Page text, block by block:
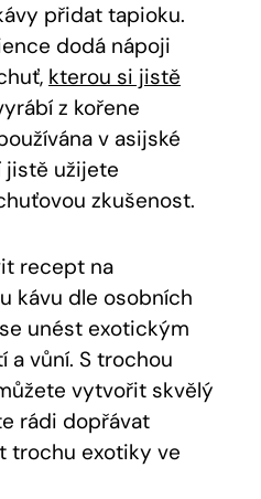
přidat tapioku.
dodá nápoji
kterou si jistě
z kořene
v asijské
jistě užijete
zkušenost.
recept na
kávu dle osobních
unést exotickým
a vůní. S trochou
vytvořit skvělý
rádi dopřávat
trochu exotiky ve